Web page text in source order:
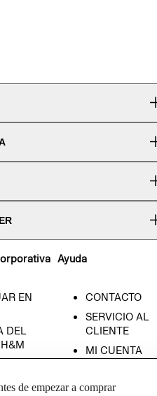
EN
DEL
Ayuda
CONTACTO
SERVICIO AL
CLIENTE
MI CUENTA
TIENDAS
de empezar a comprar